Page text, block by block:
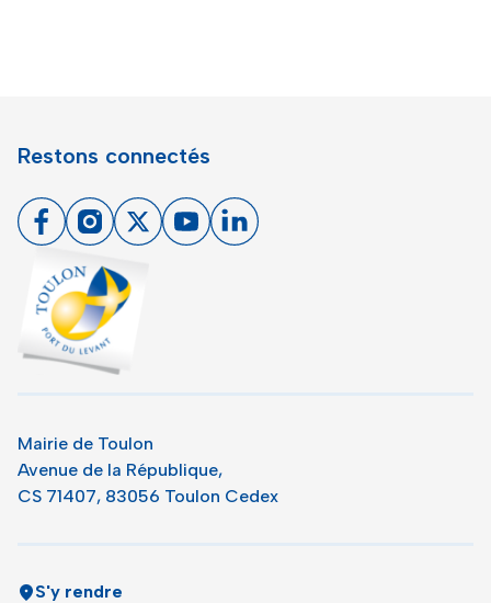
Restons connectés
FacebookInstagram
X YoutubeLinkedin
Mairie de Toulon
Avenue de la République,
CS 71407, 83056 Toulon Cedex
S'y rendre